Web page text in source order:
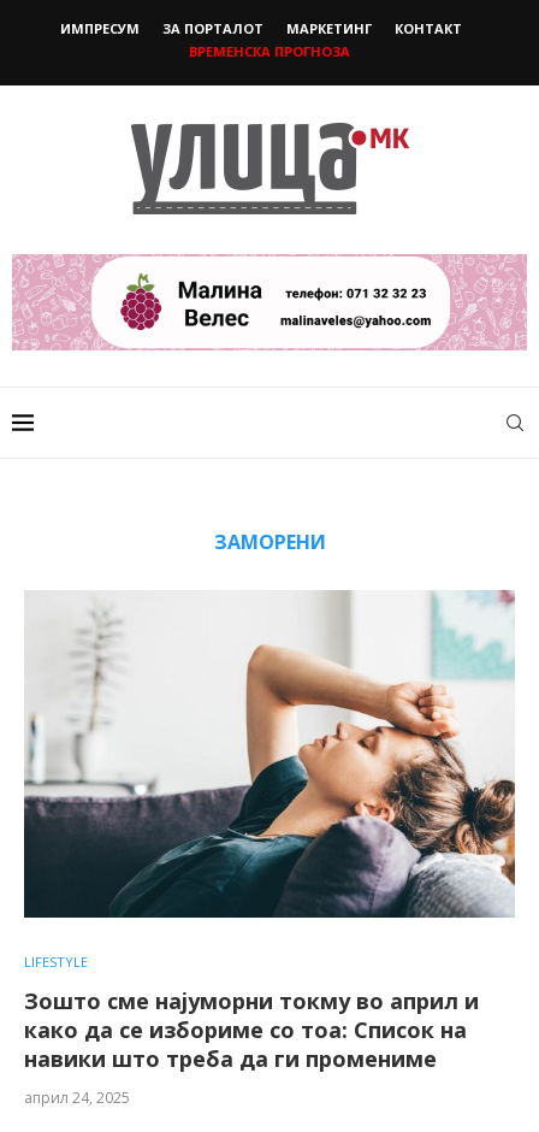
ИМПРЕСУМ ЗА ПОРТАЛОТ МАРКЕТИНГ
КОНТАКТ
ВРЕМЕНСКА ПРОГНОЗА
ЗАМОРЕНИ
LIFESTYLE
Зошто сме најуморни токму во април и
како да се избориме со тоа: Список на
навики што треба да ги промениме
април 24, 2025